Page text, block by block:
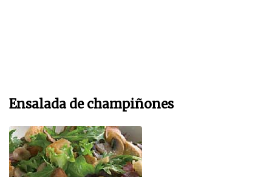
Ensalada de champiñones